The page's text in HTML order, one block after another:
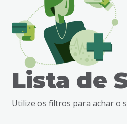
busca
Lista de
Utilize os filtros para achar o